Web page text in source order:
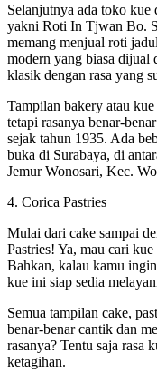
Selanjutnya ada toko kue
yakni Roti In Tjwan Bo.
memang menjual roti
modern yang biasa dijual
klasik dengan rasa yang
Tampilan bakery atau
tetapi rasanya benar-
sejak tahun 1935. Ada
buka di Surabaya, di
Jemur Wonosari, Kec.
4. Corica Pastries
Mulai dari cake sampai
Pastries! Ya, mau cari
Bahkan, kalau kamu
kue ini siap sedia
Semua tampilan cake,
benar-benar cantik dan
rasanya? Tentu saja rasa
ketagihan.